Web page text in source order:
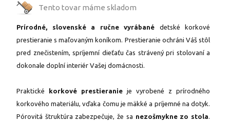
Tento tovar máme skladom
Prírodné, slovenské a ručne vyrábané detské korkové
prestieranie s maľovaným koníkom. Prestieranie ochráni Váš stôl
pred znečistením, spríjemní dieťaťu čas strávený pri stolovaní a
dokonale doplní interiér Vašej domácnosti.
Praktické korkové prestieranie je vyrobené z prírodného
korkového materiálu, vďaka čomu je mäkké a príjemné na dotyk.
Pórovitá štruktúra zabezpečuje, že sa nezošmykne zo stola.